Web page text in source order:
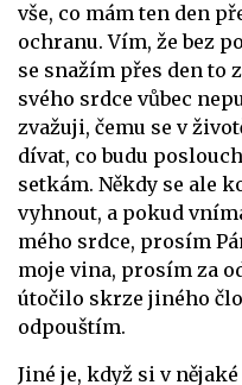
vše, co mám ten den
ochranu. Vím, že bez
se snažím přes den to
svého srdce vůbec
zvažuji, čemu se v
dívat, co budu
setkám. Někdy se ale
vyhnout, a pokud
mého srdce, prosím
moje vina, prosím za
útočilo skrze jiného
odpouštím.
Jiné je, když si v